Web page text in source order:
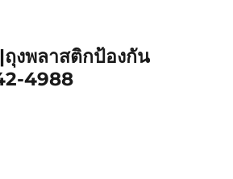
ถุงพลาสติกป้องกัน
4988